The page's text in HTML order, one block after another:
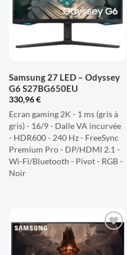
D'ENVIES
Samsung 27 LED – Odyssey
G6 S27BG650EU
330,96€
Ecran gaming 2K - 1 ms (gris à
gris) - 16/9 - Dalle VA incurvée
- HDR600 - 240 Hz - FreeSync
Premium Pro - DP/HDMI 2.1 -
Wi-Fi/Bluetooth - Pivot - RGB -
Noir
AJOUTER
À LA